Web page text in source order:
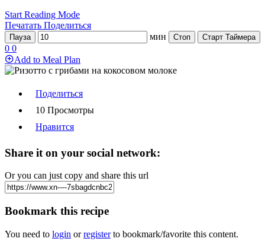
Start Reading Mode
Печатать Поделиться
Пауза мин Стоп Старт Таймера
0 0
Add to Meal Plan
Поделиться
10 Просмотры
Нравится
Share it on your social network:
Or you can just copy and share this url
Bookmark this recipe
You need to login orregisterto bookmark/favorite this content.